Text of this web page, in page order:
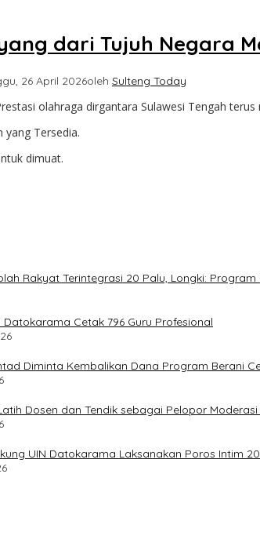
dari Tujuh Negara
26 April 2026oleh Sulteng Today
olahraga dirgantara Sulawesi Tengah
yang Tersedia.
dimuat.
Rakyat Terintegrasi 20 Palu, Longki:
Datokarama Cetak 796 Guru Profesional
Diminta Kembalikan Dana Program Berani
Dosen dan Tendik sebagai Pelopor
UIN Datokarama Laksanakan Poros Intim